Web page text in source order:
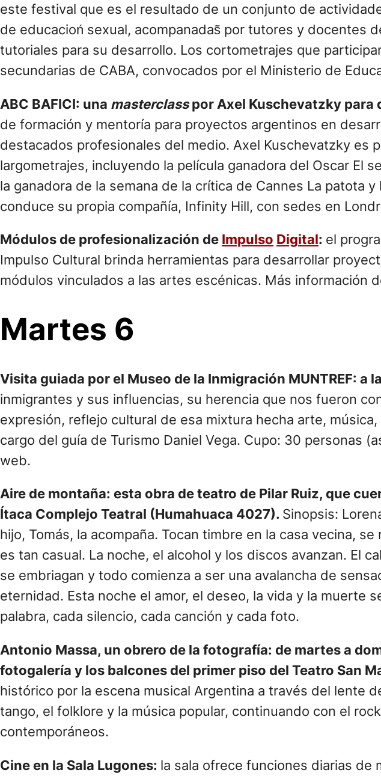
este festival que es el resultado de un conjunto de
de educacioń sexual, acompanadas̃ por tutores y docentes
tutoriales para su desarrollo. Los cortometrajes que
secundarias de CABA, convocados por el Ministerio de
ABC BAFICI: una masterclasspor Axel Kuschevatzky para
de formación y mentoría para proyectos argentinos en
destacados profesionales del medio. Axel Kuschevatzky es
largometrajes, incluyendo la película ganadora del Oscar El
la ganadora de la semana de la crítica de Cannes La patota
conduce su propia compañía, Infinity Hill, con sedes en
Módulos de profesionalización de Impulso Digital: el
Impulso Cultural brinda herramientas para desarrollar
módulos vinculados a las artes escénicas. Más información
Martes 6
Visita guiada por el Museo de la Inmigración MUNTREF: a
inmigrantes y sus influencias, su herencia que nos fueron
expresión, reflejo cultural de esa mixtura hecha arte,
cargo del guía de Turismo Daniel Vega. Cupo: 30 personas
web.
Aire de montaña: esta obra de teatro de Pilar Ruiz, que
Ítaca Complejo Teatral (Humahuaca 4027). Sinopsis:
hijo, Tomás, la acompaña. Tocan timbre en la casa vecina,
es tan casual. La noche, el alcohol y los discos avanzan. El
se embriagan y todo comienza a ser una avalancha de
eternidad. Esta noche el amor, el deseo, la vida y la muerte
palabra, cada silencio, cada canción y cada foto.
Antonio Massa, un obrero de la fotografía: de martes a
fotogalería y los balcones del primer piso del Teatro San
histórico por la escena musical Argentina a través del lente
tango, el folklore y la música popular, continuando con el
contemporáneos.
Cine en la Sala Lugones: la sala ofrece funciones diarias de